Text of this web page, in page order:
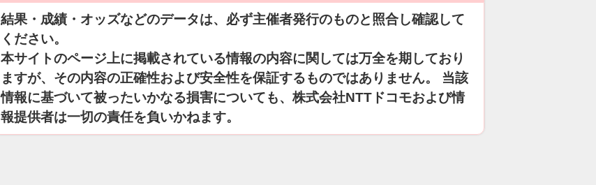
結果・成績・オッズなどのデータは、必ず主催者発行のものと照合し確認して
ください。
本サイトのページ上に掲載されている情報の内容に関しては万全を期しており
ますが、その内容の正確性および安全性を保証するものではありません。 当該
情報に基づいて被ったいかなる損害についても、株式会社NTTドコモおよび情
報提供者は一切の責任を負いかねます。